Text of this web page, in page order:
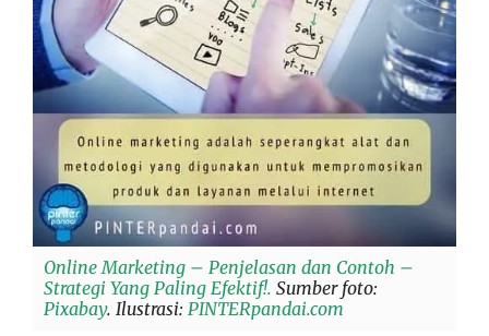
Online Marketing – Penjelasan dan Contoh –
Strategi Yang Paling Efektif!. Sumber foto:
Pixabay. Ilustrasi: PINTERpandai.com